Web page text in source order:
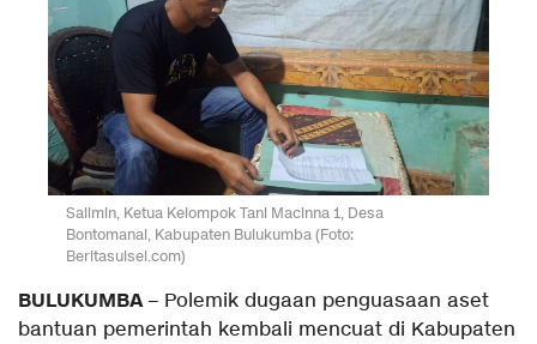
Salimin, Ketua Kelompok Tani Macinna 1, Desa
Bontomanai, Kabupaten Bulukumba (Foto:
Beritasulsel.com)
BULUKUMBA– Polemik dugaan penguasaan aset
bantuan pemerintah kembali mencuat di Kabupaten